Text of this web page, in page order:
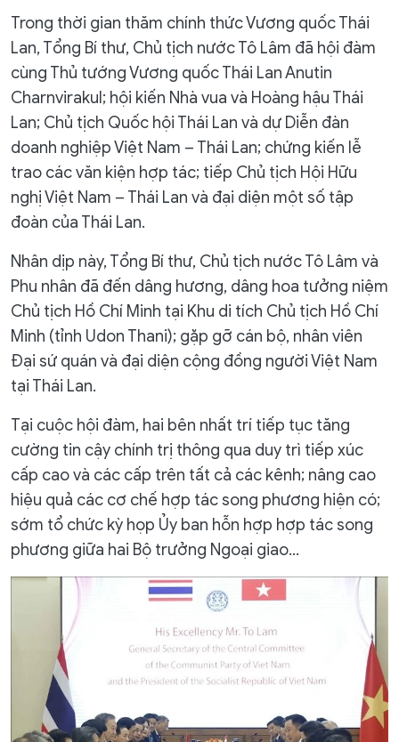
Trong thời gian thăm chính thức Vương quốc Thái
Lan, Tổng Bí thư, Chủ tịch nước Tô Lâm đã hội đàm
cùng Thủ tướng Vương quốc Thái Lan Anutin
Charnvirakul; hội kiến Nhà vua và Hoàng hậu Thái
Lan; Chủ tịch Quốc hội Thái Lan và dự Diễn đàn
doanh nghiệp Việt Nam – Thái Lan; chứng kiến lễ
trao các văn kiện hợp tác; tiếp Chủ tịch Hội Hữu
nghị Việt Nam – Thái Lan và đại diện một số tập
đoàn của Thái Lan.
Nhân dịp này, Tổng Bí thư, Chủ tịch nước Tô Lâm và
Phu nhân đã đến dâng hương, dâng hoa tưởng niệm
Chủ tịch Hồ Chí Minh tại Khu di tích Chủ tịch Hồ Chí
Minh (tỉnh Udon Thani); gặp gỡ cán bộ, nhân viên
Đại sứ quán và đại diện cộng đồng người Việt Nam
tại Thái Lan.
Tại cuộc hội đàm, hai bên nhất trí tiếp tục tăng
cường tin cậy chính trị thông qua duy trì tiếp xúc
cấp cao và các cấp trên tất cả các kênh; nâng cao
hiệu quả các cơ chế hợp tác song phương hiện có;
sớm tổ chức kỳ họp Ủy ban hỗn hợp hợp tác song
phương giữa hai Bộ trưởng Ngoại giao…